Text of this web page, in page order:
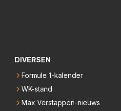
DIVERSEN
Formule 1-kalender
WK-stand
Max Verstappen-nieuws